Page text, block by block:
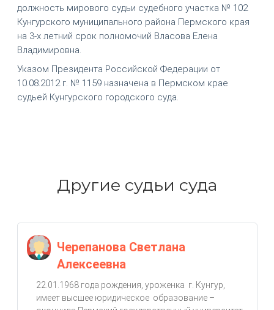
должность мирового судьи судебного участка № 102
Кунгурского муниципального района Пермского края
на 3-х летний срок полномочий Власова Елена
Владимировна.
Указом Президента Российской Федерации от
10.08.2012 г. № 1159 назначена в Пермском крае
судьей Кунгурского городского суда.
Другие судьи суда
Черепанова Светлана
Алексеевна
22.01.1968 года рождения, уроженка г. Кунгур,
имеет высшее юридическое образование –